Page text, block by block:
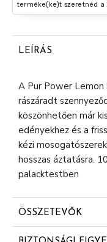
terméke(ke)t szeretnéd a
LEÍRÁS
A Pur Power
rászáradt
köszönhetően már
edényekhez és a
kézi
hosszas áztatásra.
palacktestben
ÖSSZETEVŐK
5-15% anionos